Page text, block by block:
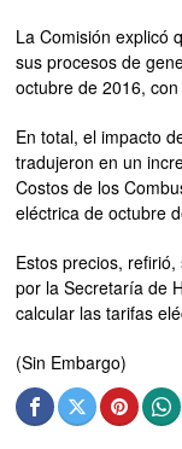
La Comisión explicó
sus procesos de
octubre de 2016,
En total, el impacto
tradujeron en un
Costos de los
eléctrica de octubre
Estos precios,
por la Secretaría de
calcular las tarifas
(Sin Embargo)